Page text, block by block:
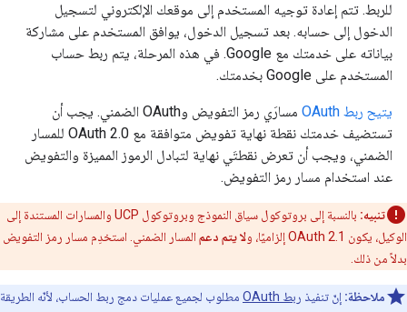
للربط. تتم إعادة توجيه المستخدم إلى موقعك الإلكتروني لتسجيل
الدخول إلى حسابه. بعد تسجيل الدخول، يوافق المستخدم على مشاركة
بياناته على خدمتك مع Google. في هذه المرحلة، يتم ربط حساب
المستخدم على Google بخدمتك.
يتيح ربط OAuth
مسارَي رمز التفويض وOAuth الضمني. يجب أن
تستضيف خدمتك نقطة نهاية تفويض متوافقة مع OAuth 2.0 للمسار
الضمني، ويجب أن تعرض نقطتَي نهاية لتبادل الرموز المميزة والتفويض
عند استخدام مسار رمز التفويض.
تنبيه:
بالنسبة إلى بروتوكول سياق النموذج وبروتوكول UCP والمسارات المستندة إلى
الوكيل، يكون OAuth 2.1 إلزاميًا، و
لا يتم دعم المسار الضمني. استخدِم مسار رمز التفويض
بدلاً من ذلك.
ملاحظة: إنّ تنفيذ ربط OAuth
مطلوب لجميع عمليات دمج ربط الحساب، لأنّه الطريقة